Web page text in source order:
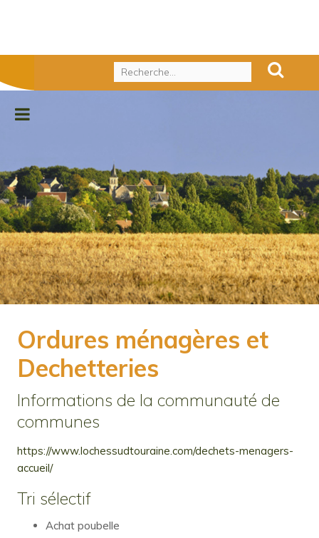
Ordures ménagères et
Dechetteries
Informations de la communauté de
communes
https://www.lochessudtouraine.com/dechets-menagers-
accueil/
Tri sélectif
Achat poubelle